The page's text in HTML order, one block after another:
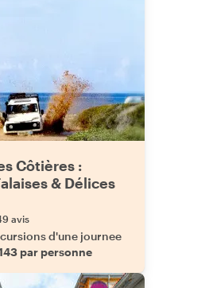
Côtières :
& Délices
avis
d'une journee
par personne